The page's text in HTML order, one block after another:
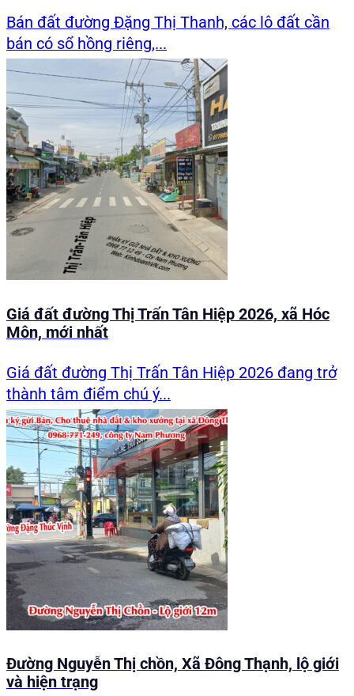
Bán đất đường Đặng Thị Thanh, các lô đất cần
bán có sổ hồng riêng,...
Giá đất đường Thị Trấn Tân Hiệp 2026, xã Hóc
Môn, mới nhất
Giá đất đường Thị Trấn Tân Hiệp 2026 đang trở
thành tâm điểm chú ý...
Đường Nguyễn Thị chồn, Xã Đông Thạnh, lộ giới
và hiện trạng